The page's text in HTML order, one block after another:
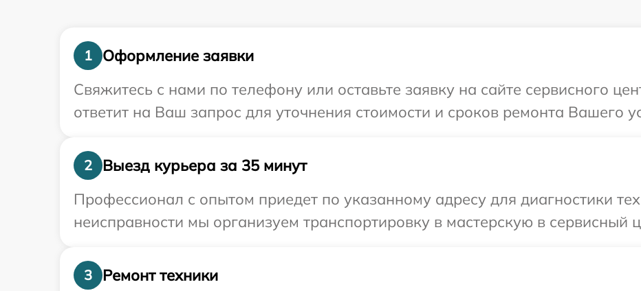
1
Оформление заявки
Свяжитесь с нами по телефону или оставьте заявку на сайте сервисного
ответит на Ваш запрос для уточнения стоимости и сроков ремонта Вашего
2
Выезд курьера за 35 минут
Профессионал с опытом приедет по указанному адресу для диагностики
неисправности мы организуем транспортировку в мастерскую в сервисный
3
Ремонт техники